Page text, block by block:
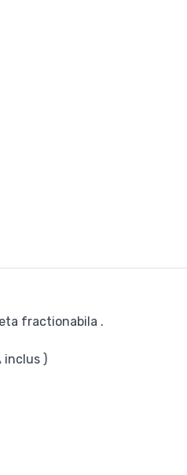
fractionabila .
inclus )